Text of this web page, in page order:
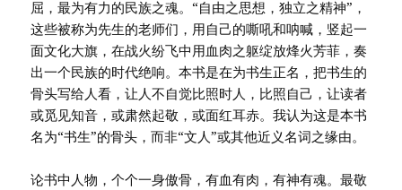
屈，最为有力的民族之魂。“自由之思想，独立之精神”，
这些被称为先生的老师们，用自己的嘶吼和呐喊，竖起一
面文化大旗，在战火纷飞中用血肉之躯绽放烽火芳菲，奏
出一个民族的时代绝响。本书是在为书生正名，把书生的
骨头写给人看，让人不自觉比照时人，比照自己，让读者
或觅见知音，或肃然起敬，或面红耳赤。我认为这是本书
名为“书生”的骨头，而非“文人”或其他近义名词之缘由。
论书中人物，个个一身傲骨，有血有肉，有神有魂。最敬